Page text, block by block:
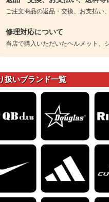
ご注文商品の返品・交換、お支払い
修理対応について
当店で購入いただいたヘルメット、
扱いブランド一覧